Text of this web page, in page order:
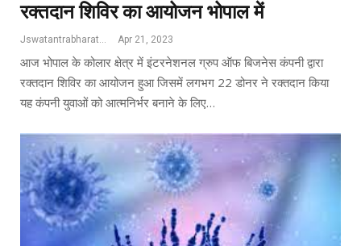
रक्तदान शिविर का आयोजन भोपाल में
Jswatantrabharat@gmail.com Apr 21, 2023
आज भोपाल के कोलार क्षेत्र में इंटरनेशनल ग्रुप ऑफ बिजनेस कंपनी द्वारा
रक्तदान शिविर का आयोजन हुआ जिसमें लगभग 22 डोनर ने रक्तदान किया
यह कंपनी युवाओं को आत्मनिर्भर बनाने के लिए…